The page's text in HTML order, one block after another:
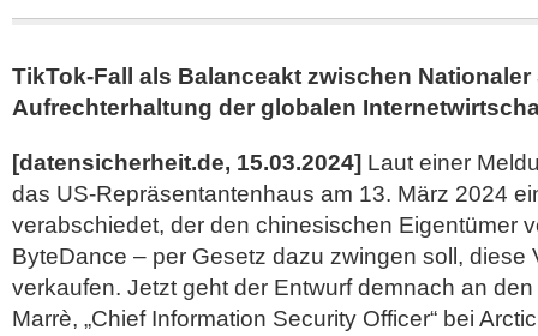
TikTok-Fall als Balanceakt zwischen
Aufrechterhaltung der globalen
[datensicherheit.de, 15.03.2024] Laut einer
das US-Repräsentantenhaus am 13. März 2024
verabschiedet, der den chinesischen Eigentümer
ByteDance – per Gesetz dazu zwingen soll, diese
verkaufen. Jetzt geht der Entwurf demnach an
Marrè, „Chief Information Security Officer“ bei